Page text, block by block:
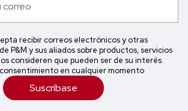
recibir correos electrónicos y otras
P&M y sus aliados sobre productos, servicios
consideren que pueden ser de su interés.
en cualquier momento
Suscríbase